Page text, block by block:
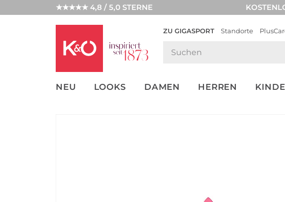
★★★★★ 4,8 / 5,0 STERNE
ZU GIGASPORT Standorte
NEU LOOKS DAMEN HERREN
UNSERE APP
CLICK &